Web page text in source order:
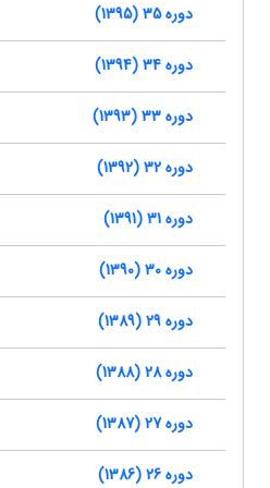
دوره 35 (1395)
دوره 34 (1394)
دوره 33 (1393)
دوره 32 (1392)
دوره 31 (1391)
دوره 30 (1390)
دوره 29 (1389)
دوره 28 (1388)
دوره 27 (1387)
دوره 26 (1386)